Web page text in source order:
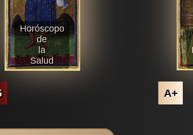
Horóscopo
de
la
Salud
A+